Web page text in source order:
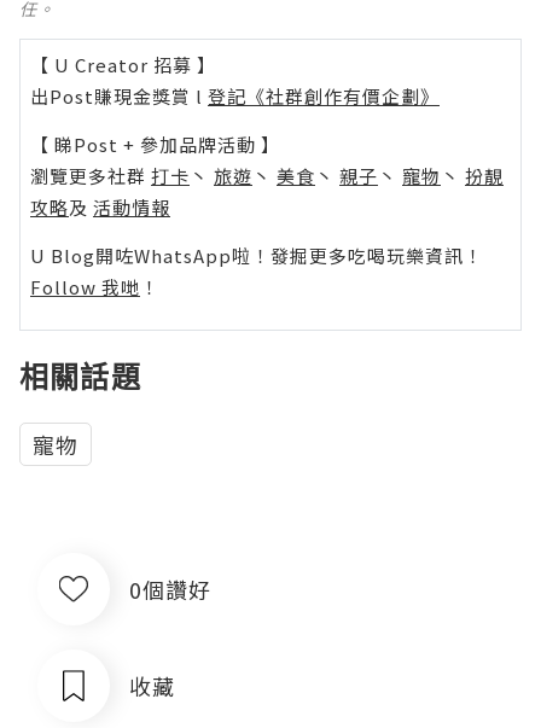
任。
【 U Creator 招募 】
出Post賺現金獎賞 l 登記《社群創作有價企劃》
【 睇Post + 參加品牌活動 】
瀏覽更多社群 打卡 丶 旅遊 丶 美食 丶 親子 丶 寵物 丶 扮靚
攻略及 活動情報
U Blog開咗WhatsApp啦！發掘更多吃喝玩樂資訊！
Follow 我哋 ！
相關話題
寵物
0個讚好
收藏